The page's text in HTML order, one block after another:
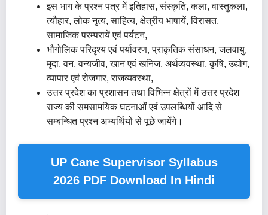
इस भाग के प्रश्न पत्र में इतिहास, संस्कृति, कला, वास्तुकला,
त्यौहार, लोक नृत्य, साहित्य, क्षेत्रीय भाषायें, विरासत,
सामाजिक परम्परायें एवं पर्यटन,
भौगोलिक परिदृश्य एवं पर्यावरण, प्राकृतिक संसाधन, जलवायु,
मृदा, वन, वन्यजीव, खान एवं खनिज, अर्थव्यवस्था, कृषि, उद्योग,
व्यापार एवं रोजगार, राजव्यवस्था,
उत्तर प्रदेश का प्रशासन तथा विभिन्न क्षेत्रों में उत्तर प्रदेश
राज्य की समसामयिक घटनाओं एवं उपलब्धियों आदि से
सम्बन्धित प्रश्न अभ्यर्थियों से पूछे जायेंगे।
UP Cane Supervisor Syllabus
2026 PDF Download In Hindi